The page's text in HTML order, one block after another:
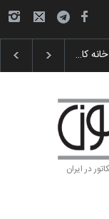
سوم…
در ایران